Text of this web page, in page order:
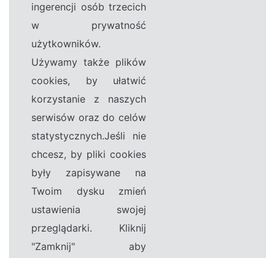
ingerencji osób trzecich
w prywatność
użytkowników.
Używamy także plików
cookies, by ułatwić
korzystanie z naszych
serwisów oraz do celów
statystycznych.Jeśli nie
chcesz, by pliki cookies
były zapisywane na
Twoim dysku zmień
ustawienia swojej
przeglądarki. Kliknij
"Zamknij" aby